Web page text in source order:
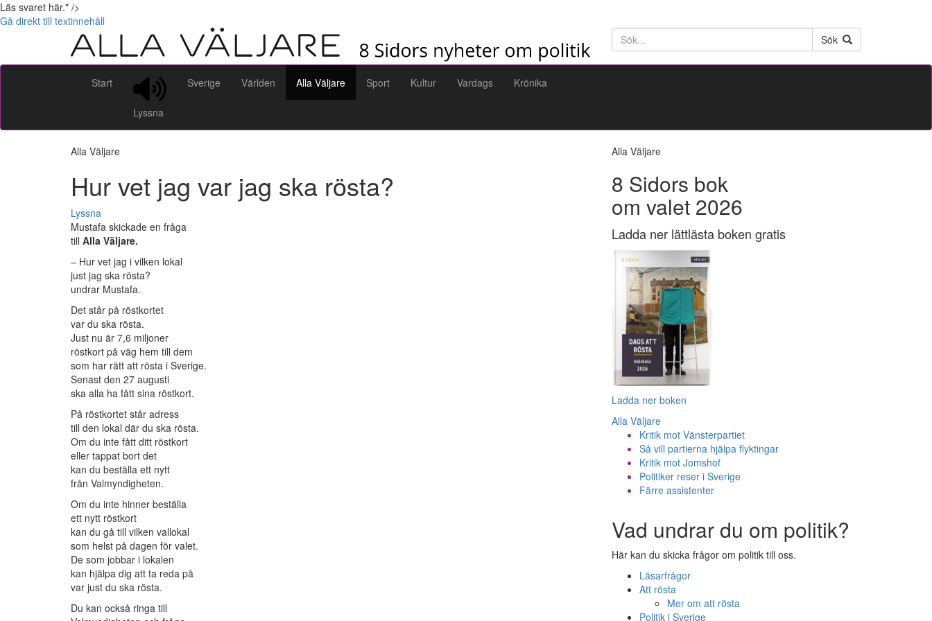
Läs svaret här." />
Gå direkt till textinnehåll
Söktext
Sök
Start
Lyssna
Sverige Världen Alla Väljare Sport Kultur Vardags Krönika
Alla Väljare
Hur vet jag var jag ska rösta?
Lyssna
Mustafa skickade en fråga
till Alla Väljare.
– Hur vet jag i vilken lokal
just jag ska rösta?
undrar Mustafa.
Det står på röstkortet
var du ska rösta.
Just nu är 7,6 miljoner
röstkort på väg hem till dem
som har rätt att rösta i Sverige.
Senast den 27 augusti
ska alla ha fått sina röstkort.
På röstkortet står adress
till den lokal där du ska rösta.
Om du inte fått ditt röstkort
eller tappat bort det
kan du beställa ett nytt
från Valmyndigheten.
Om du inte hinner beställa
ett nytt röstkort
kan du gå till vilken vallokal
som helst på dagen för valet.
De som jobbar i lokalen
kan hjälpa dig att ta reda på
var just du ska rösta.
Du kan också ringa till
Alla Väljare
8 Sidors bok
om valet 2026
Ladda ner lättlästa boken gratis
Ladda ner boken
Alla Väljare
Kritik mot Vänsterpartiet
Så vill partierna hjälpa flyktingar
Kritik mot Jomshof
Politiker reser i Sverige
Färre assistenter
Vad undrar du om politik?
Här kan du skicka frågor om politik till oss.
Läsarfrågor
Att rösta
Mer om att rösta
Politik i Sverige